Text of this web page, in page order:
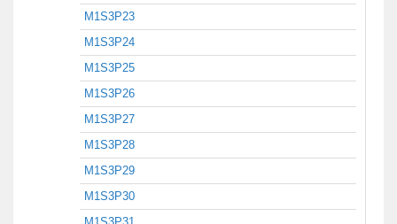
M1S3P23
M1S3P24
M1S3P25
M1S3P26
M1S3P27
M1S3P28
M1S3P29
M1S3P30